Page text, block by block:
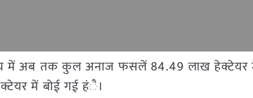
में अब तक कुल अनाज फसलें 84.49 लाख
में बोई गई हंै।